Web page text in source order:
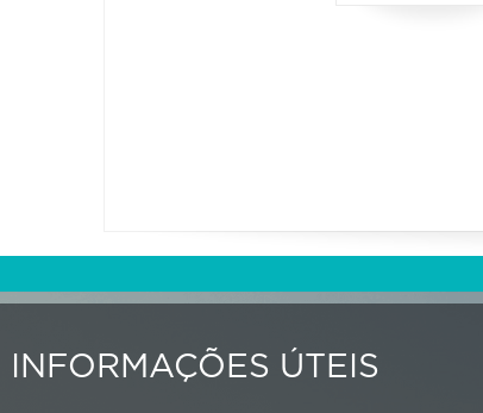
INFORMAÇÕES ÚTEIS